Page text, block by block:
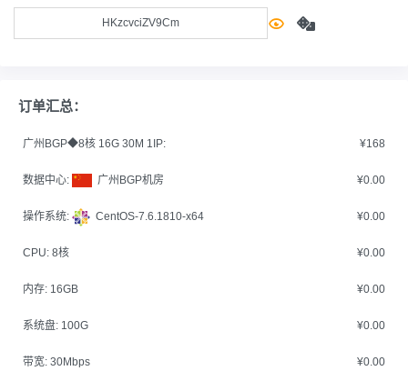
订单汇总：
广州BGP◆8核 16G 30M 1IP: ¥168
数据中心: 广州BGP机房 ¥0.00
操作系统: CentOS-7.6.1810-x64 ¥0.00
CPU: 8核 ¥0.00
内存: 16GB ¥0.00
系统盘: 100G ¥0.00
带宽: 30Mbps ¥0.00